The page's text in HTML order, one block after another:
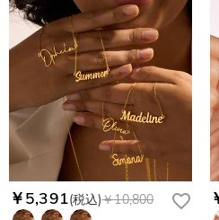
無料となります。（一部離島や
別途加算されます。）
認してから制作となります。大
でお作りしており、予定作業
ます。そしてご購入の際にお
よって、お届け日数が異なりま
確認ください。.
ご注文の納品書・領収書といっ
ません。領収書発行をご希望の
てご確認ください。
商品を海外へ直接発送する
はい、対応可能です。海外配
サポートまで詳しい海外配送
の国・地域によって送料が異な
受取人様に関税が発生する場
返品・交換はできますか？
お客様が商品受け取り後、60日
す。受注生産品のため、返品は
生致します。詳細は
キャンセ
さい。.
注文＆支払いについて
注文後に注文の内容を変更
もし注文確認メールをご確認
したら、至急カスタマーサポー
Drawelryからのメールが届
￥5,391(税込)￥10,800